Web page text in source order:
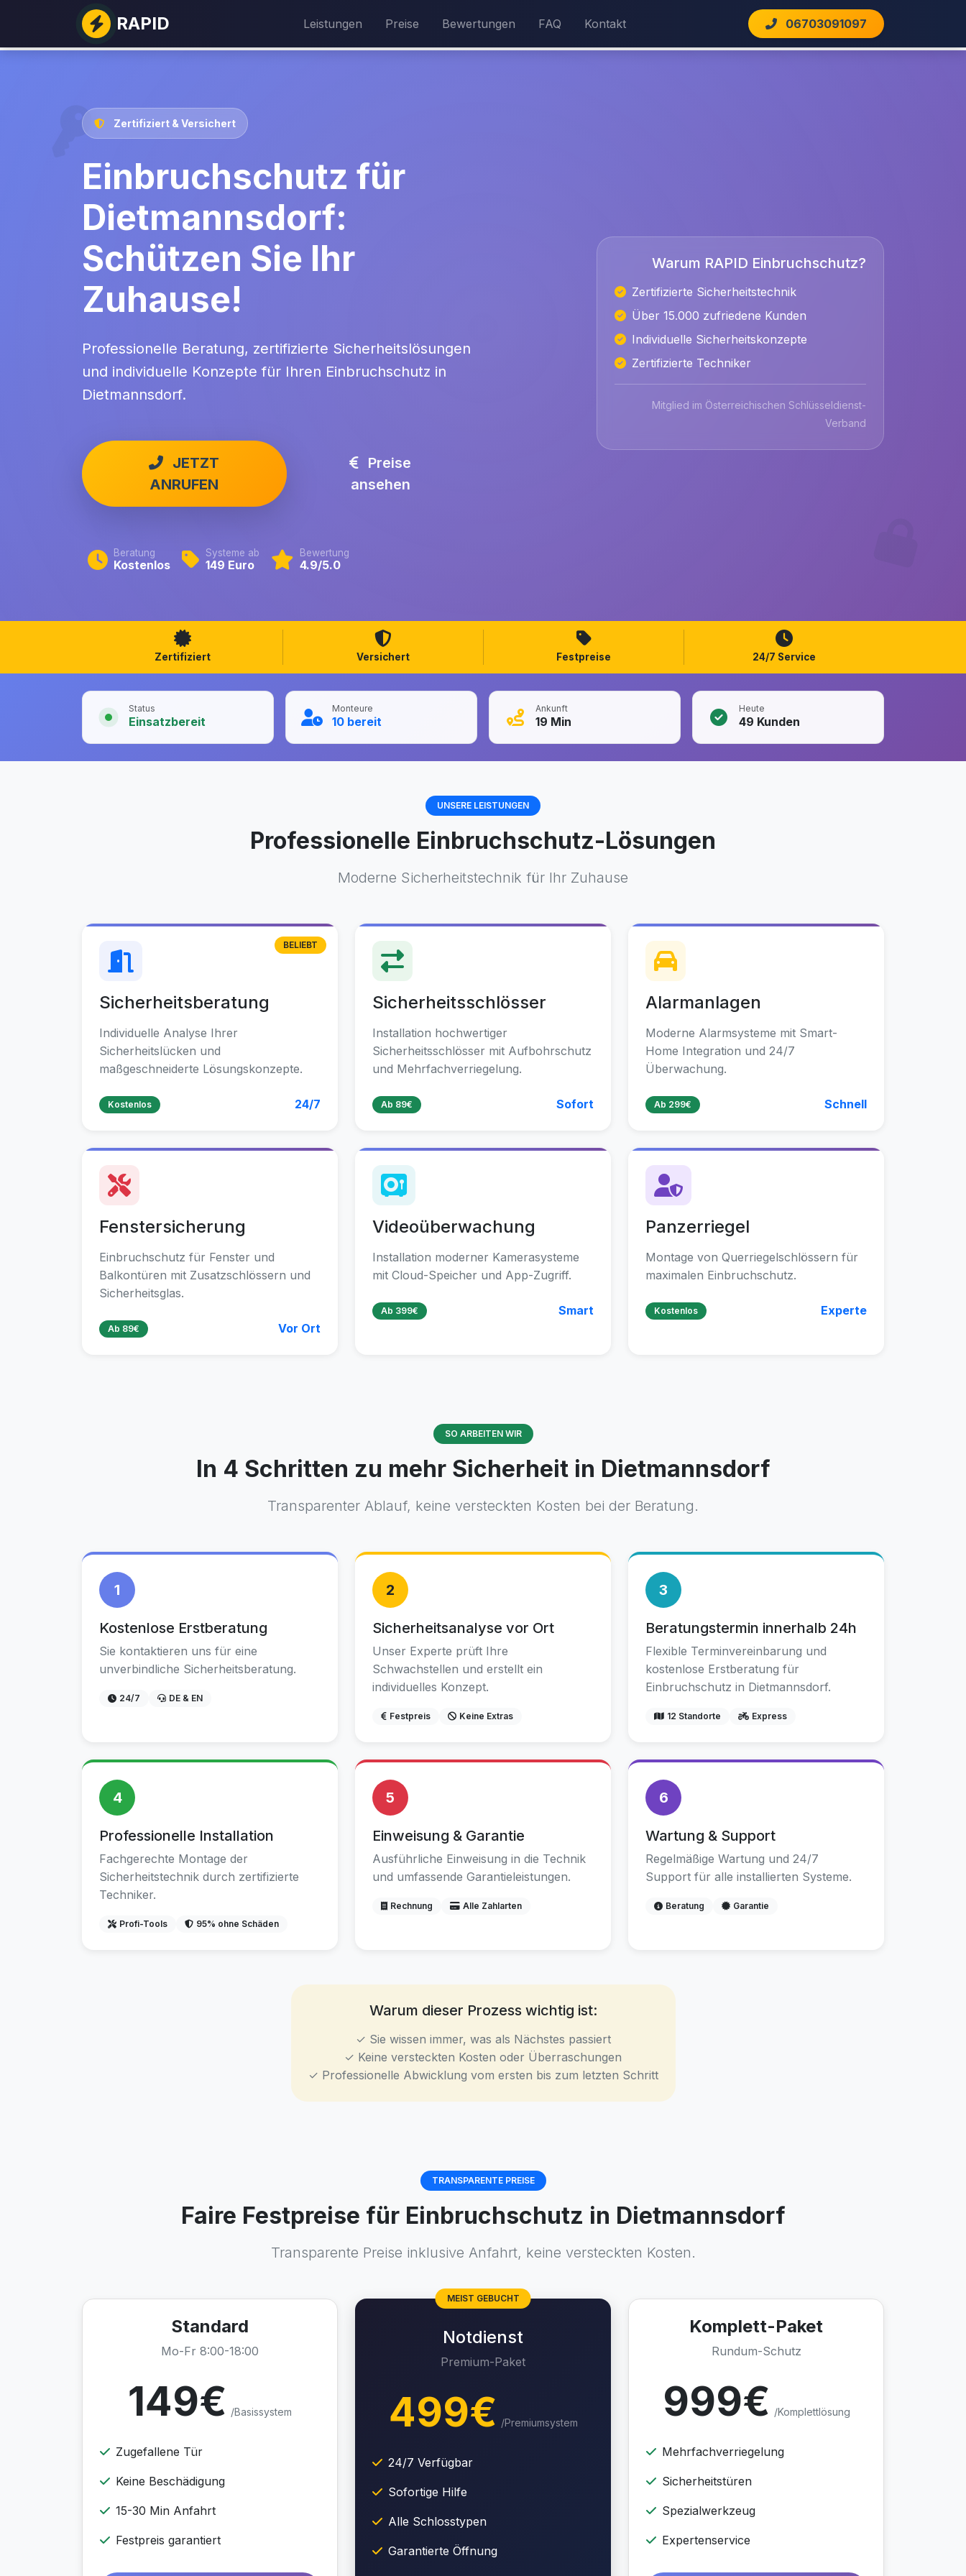
RAPID Leistungen Preise Bewertungen FAQ Kontakt 06703091097
Zertifiziert & Versichert
Einbruchschutz für
Dietmannsdorf:
Schützen Sie Ihr
Zuhause!
Professionelle Beratung, zertifizierte Sicherheitslösungen
und individuelle Konzepte für Ihren Einbruchschutz in
Dietmannsdorf.
JETZT
ANRUFEN
Preise
ansehen
Beratung
Kostenlos
Systeme ab
149 Euro
Bewertung
4.9/5.0
Warum RAPID Einbruchschutz?
Zertifizierte Sicherheitstechnik
Über 15.000 zufriedene Kunden
Individuelle Sicherheitskonzepte
Zertifizierte Techniker
Mitglied im Österreichischen Schlüsseldienst-
Verband
Zertifiziert Versichert Festpreise 24/7 Service
Status
Einsatzbereit
Monteure
10 bereit
Ankunft
19 Min
Heute
49 Kunden
UNSERE LEISTUNGEN
Professionelle Einbruchschutz-Lösungen
Moderne Sicherheitstechnik für Ihr Zuhause
Sicherheitsberatung
Individuelle Analyse Ihrer
Sicherheitslücken und
maßgeschneiderte Lösungskonzepte.
Kostenlos 24/7
BELIEBT
Sicherheitsschlösser
Installation hochwertiger
Sicherheitsschlösser mit Aufbohrschutz
und Mehrfachverriegelung.
Ab 89€ Sofort
Alarmanlagen
Moderne Alarmsysteme mit Smart-
Home Integration und 24/7
Überwachung.
Ab 299€ Schnell
Fenstersicherung
Einbruchschutz für Fenster und
Balkontüren mit Zusatzschlössern und
Sicherheitsglas.
Ab 89€ Vor Ort
Videoüberwachung
Installation moderner Kamerasysteme
mit Cloud-Speicher und App-Zugriff.
Ab 399€ Smart
Panzerriegel
Montage von Querriegelschlössern für
maximalen Einbruchschutz.
Kostenlos Experte
SO ARBEITEN WIR
In 4 Schritten zu mehr Sicherheit in Dietmannsdorf
Transparenter Ablauf, keine versteckten Kosten bei der Beratung.
1
Kostenlose Erstberatung
Sie kontaktieren uns für eine
unverbindliche Sicherheitsberatung.
24/7 DE & EN
2
Sicherheitsanalyse vor Ort
Unser Experte prüft Ihre
Schwachstellen und erstellt ein
individuelles Konzept.
Festpreis Keine Extras
3
Beratungstermin innerhalb 24h
Flexible Terminvereinbarung und
kostenlose Erstberatung für
Einbruchschutz in Dietmannsdorf.
12 Standorte Express
4
Professionelle Installation
Fachgerechte Montage der
Sicherheitstechnik durch zertifizierte
Techniker.
Profi-Tools 95% ohne Schäden
5
Einweisung & Garantie
Ausführliche Einweisung in die Technik
und umfassende Garantieleistungen.
Rechnung Alle Zahlarten
6
Wartung & Support
Regelmäßige Wartung und 24/7
Support für alle installierten Systeme.
Beratung Garantie
Warum dieser Prozess wichtig ist:
✓ Sie wissen immer, was als Nächstes passiert
✓ Keine versteckten Kosten oder Überraschungen
✓ Professionelle Abwicklung vom ersten bis zum letzten Schritt
TRANSPARENTE PREISE
Faire Festpreise für Einbruchschutz in Dietmannsdorf
Transparente Preise inklusive Anfahrt, keine versteckten Kosten.
Standard
Mo-Fr 8:00-18:00
149€ /Basissystem
Zugefallene Tür
Keine Beschädigung
15-30 Min Anfahrt
Festpreis garantiert
MEIST GEBUCHT
Notdienst
Premium-Paket
499€ /Premiumsystem
24/7 Verfügbar
Sofortige Hilfe
Alle Schlosstypen
Garantierte Öffnung
Komplett-Paket
Rundum-Schutz
999€ /Komplettlösung
Mehrfachverriegelung
Sicherheitstüren
Spezialwerkzeug
Expertenservice